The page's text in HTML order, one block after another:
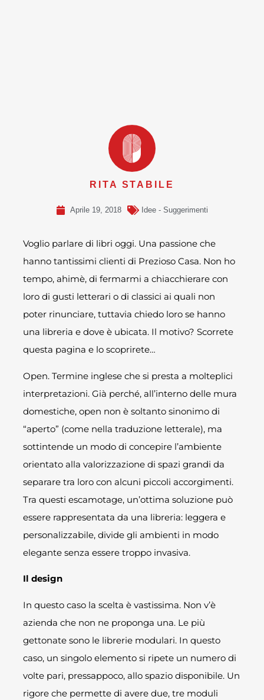
RITA STABILE
Aprile 19, 2018 Idee - Suggerimenti
Voglio parlare di libri oggi. Una passione che
hanno tantissimi clienti di Prezioso Casa. Non ho
tempo, ahimè, di fermarmi a chiacchierare con
loro di gusti letterari o di classici ai quali non
poter rinunciare, tuttavia chiedo loro se hanno
una libreria e dove è ubicata. Il motivo? Scorrete
questa pagina e lo scoprirete…
Open. Termine inglese che si presta a molteplici
interpretazioni. Già perché, all’interno delle mura
domestiche, open non è soltanto sinonimo di
“aperto” (come nella traduzione letterale), ma
sottintende un modo di concepire l’ambiente
orientato alla valorizzazione di spazi grandi da
separare tra loro con alcuni piccoli accorgimenti.
Tra questi escamotage, un’ottima soluzione può
essere rappresentata da una libreria: leggera e
personalizzabile, divide gli ambienti in modo
elegante senza essere troppo invasiva.
Il design
In questo caso la scelta è vastissima. Non v’è
azienda che non ne proponga una. Le più
gettonate sono le librerie modulari. In questo
caso, un singolo elemento si ripete un numero di
volte pari, pressappoco, allo spazio disponibile. Un
rigore che permette di avere due, tre moduli